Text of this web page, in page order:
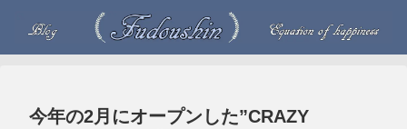
今年の2月にオープンした”CRAZY